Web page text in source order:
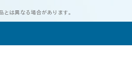
は異なる場合があります。